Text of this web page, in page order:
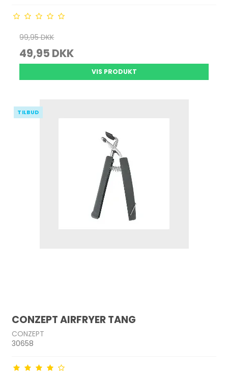
99,95 DKK
49,95 DKK
VIS PRODUKT
TILBUD
CONZEPT AIRFRYER TANG
CONZEPT
30658